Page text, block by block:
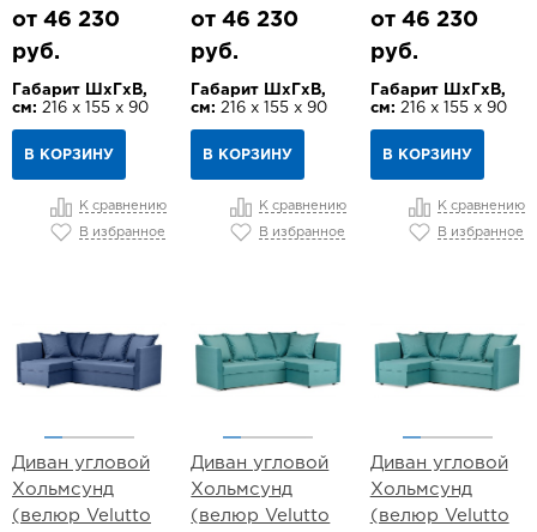
от 46 230
руб.
Габарит ШхГхВ,
см: 216 х 155 х 90
В КОРЗИНУ
К сравнению
В избранное
от 46 230
руб.
Габарит ШхГхВ,
см: 216 х 155 х 90
В КОРЗИНУ
К сравнению
В избранное
от 46 230
руб.
Габарит ШхГхВ,
см: 216 х 155 х 90
В КОРЗИНУ
К сравнению
В избранное
Диван угловой
Хольмсунд
(велюр Velutto
Диван угловой
Хольмсунд
(велюр Velutto
Диван угловой
Хольмсунд
(велюр Velutto